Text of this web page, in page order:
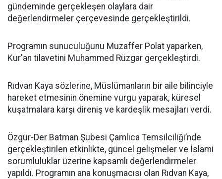
gündeminde gerçekleşen olaylara dair
değerlendirmeler çerçevesinde gerçekleştirildi.
Programın sunuculuğunu Muzaffer Polat yaparken,
Kur'an tilavetini Muhammed Rüzgar gerçekleştirdi.
Rıdvan Kaya sözlerine, Müslümanların bir aile bilinciyle
hareket etmesinin önemine vurgu yaparak, küresel
kuşatmalara karşı direniş ve kardeşlik mesajları verdi.
Özgür-Der Batman Şubesi Çamlıca Temsilciliği’nde
gerçekleştirilen etkinlikte, güncel gelişmeler ve İslami
sorumluluklar üzerine kapsamlı değerlendirmeler
yapıldı. Programın ana konuşmacısı olan Rıdvan Kaya,